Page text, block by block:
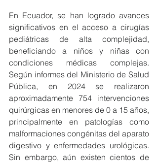
En Ecuador, se han logrado avances
significativos en el acceso a cirugías
pediátricas de alta complejidad,
beneficiando a niños y niñas con
condiciones médicas complejas.
Según informes del Ministerio de Salud
Pública, en 2024 se realizaron
aproximadamente 754 intervenciones
quirúrgicas en menores de 0 a 15 años,
principalmente en patologías como
malformaciones congénitas del aparato
digestivo y enfermedades urológicas.
Sin embargo, aún existen cientos de